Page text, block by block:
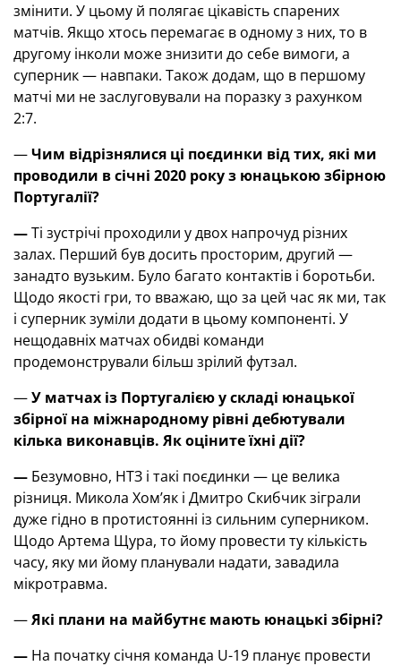
змінити. У цьому й полягає цікавість спарених
матчів. Якщо хтось перемагає в одному з них, то в
другому інколи може знизити до себе вимоги, а
суперник — навпаки. Також додам, що в першому
матчі ми не заслуговували на поразку з рахунком
2:7.
—Чим відрізнялися ці поєдинки від тих, які ми
проводили в січні 2020 року з юнацькою збірною
Португалії?
—Ті зустрічі проходили у двох напрочуд різних
залах. Перший був досить просторим, другий —
занадто вузьким. Було багато контактів і боротьби.
Щодо якості гри, то вважаю, що за цей час як ми, так
і суперник зуміли додати в цьому компоненті. У
нещодавніх матчах обидві команди
продемонстрували більш зрілий футзал.
—У матчах із Португалією у складі юнацької
збірної на міжнародному рівні дебютували
кілька виконавців. Як оціните їхні дії?
— Безумовно, НТЗ і такі поєдинки — це велика
різниця. Микола Хом’як і Дмитро Скибчик зіграли
дуже гідно в протистоянні із сильним суперником.
Щодо Артема Щура, то йому провести ту кількість
часу, яку ми йому планували надати, завадила
мікротравма.
—Які плани на майбутнє мають юнацькі збірні?
— На початку січня команда U-19 планує провести